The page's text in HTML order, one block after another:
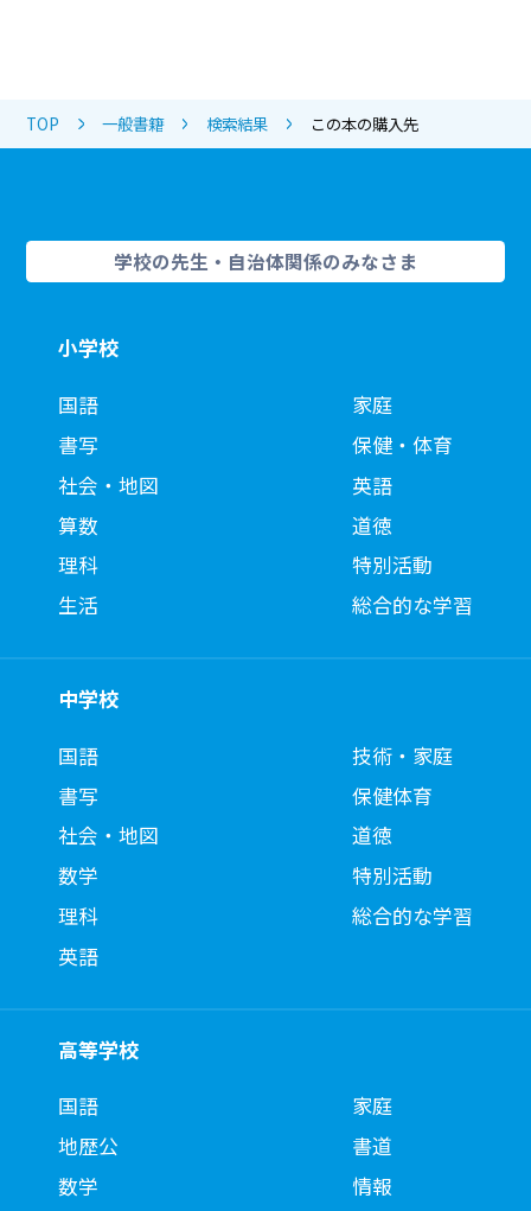
TOP 一般書籍 検索結果 この本の購入先
学校の先生・自治体関係のみなさま
小学校
国語
書写
社会・地図
算数
理科
生活
家庭
保健・体育
英語
道徳
特別活動
総合的な学習
中学校
国語
書写
社会・地図
数学
理科
英語
技術・家庭
保健体育
道徳
特別活動
総合的な学習
高等学校
国語
地歴公
数学
家庭
書道
情報